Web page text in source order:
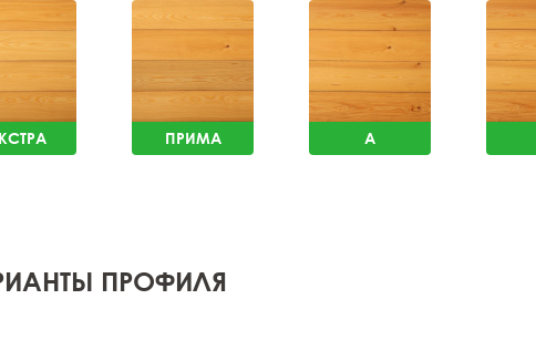
ПРИМА A
ПРОФИЛЯ